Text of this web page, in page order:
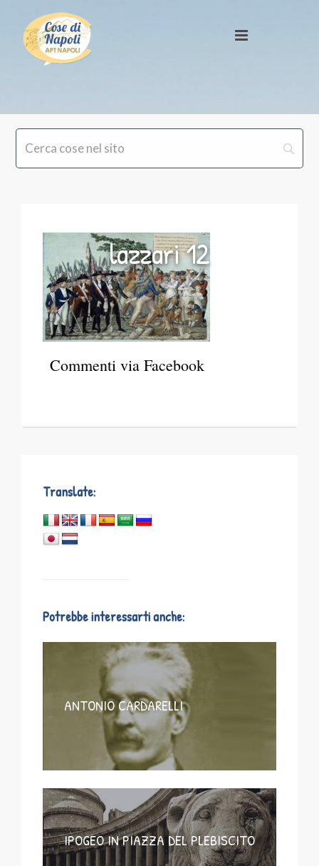
lazzari 12
Commenti via Facebook
Translate:
Potrebbe interessarti anche:
ANTONIO CARDARELLI
IPOGEO IN PIAZZA DEL PLEBISCITO